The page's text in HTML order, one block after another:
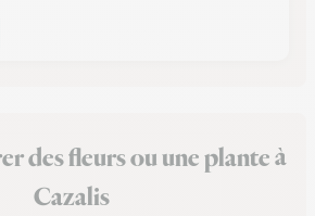
des fleurs ou une plante à
Cazalis